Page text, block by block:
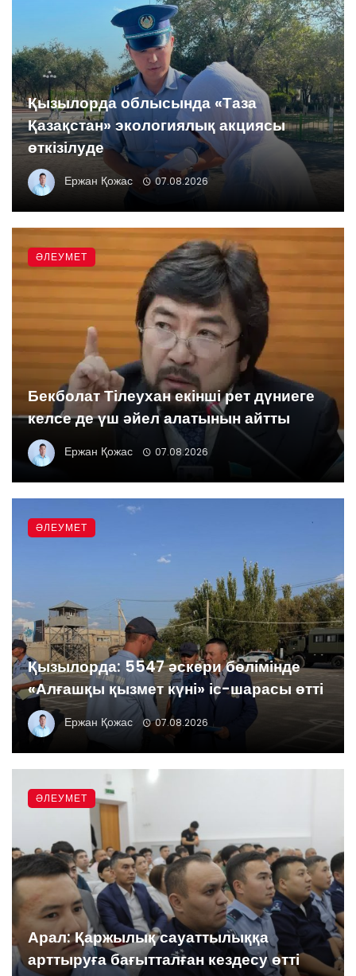
Қызылорда облысында «Таза
Қазақстан» экологиялық акциясы
өткізілуде
Ержан Қожас 07.08.2026
Бекболат Тілеухан екінші рет дүниеге
келсе де үш әйел алатынын айтты
Ержан Қожас 07.08.2026
ӘЛЕУМЕТ
Қызылорда: 5547 әскери бөлімінде
«Алғашқы қызмет күні» іс-шарасы өтті
Ержан Қожас 07.08.2026
ӘЛЕУМЕТ
Арал: Қаржылық сауаттылыққа
арттыруға бағытталған кездесу өтті
ӘЛЕУМЕТ